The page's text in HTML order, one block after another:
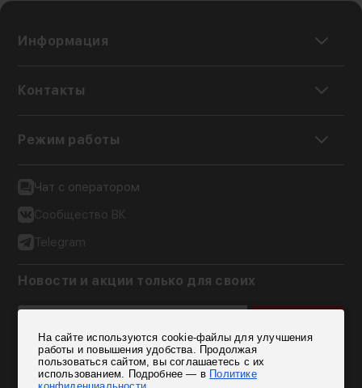
Информация
Контакты
Режим работы
Чат с оператором
Сообщество ВК
Telegram
Новости и акции только для своих
Согласен на обработку персональных данных
На сайте используются cookie-файлы для улучшения
работы и повышения удобства. Продолжая
пользоваться сайтом, вы соглашаетесь с их
использованием. Подробнее — в Политике